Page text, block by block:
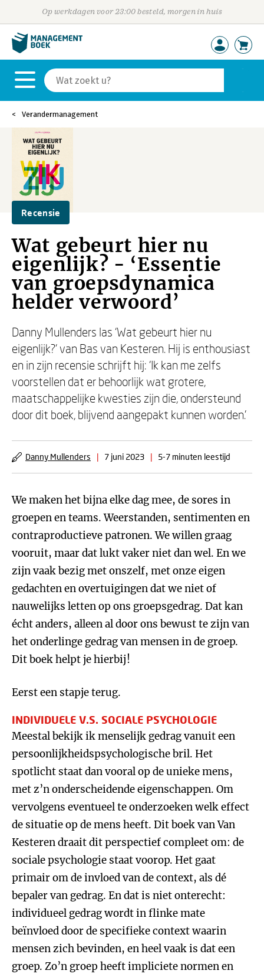
Op werkdagen voor 23:00 besteld, morgen in huis
Verandermanagement
Recensie
Wat gebeurt hier nu
eigenlijk? - ‘Essentie
van groepsdynamica
helder verwoord’
Danny Mullenders las ‘Wat gebeurt hier nu
eigenlijk?’ van Bas van Kesteren. Hij is enthousiast
en in zijn recensie schrijft hij: ‘Ik kan me zelfs
voorstellen dat er behoorlijk wat grotere,
maatschappelijke kwesties zijn die, ondersteund
door dit boek, blijvend aangepakt kunnen worden.’
Danny Mullenders | 7 juni 2023 | 5-7 minuten leestijd
We maken het bijna elke dag mee, de sores in
groepen en teams. Weerstanden, sentimenten en
contraproductieve patronen. We willen graag
vooruit, maar dat lukt vaker niet dan wel. En we
zijn vaak bezig met onszelf, met onze eigen
gedachten en overtuigingen dat we niet of
nauwelijks letten op ons groepsgedrag. Dat kan
écht anders, alleen al door ons bewust te zijn van
het onderlinge gedrag van mensen in de groep.
Dit boek helpt je hierbij!
Eerst een stapje terug.
INDIVIDUELE V.S. SOCIALE PSYCHOLOGIE
Meestal bekijk ik menselijk gedrag vanuit een
persoonlijkheidspsychologische bril. Het
spotlicht staat dan vooral op de unieke mens,
met z’n onderscheidende eigenschappen. Om
vervolgens eventueel te onderzoeken welk effect
de situatie op de mens heeft. Dit boek van Van
Kesteren draait dit perspectief compleet om: de
sociale psychologie staat voorop. Het gaat
primair om de invloed van de context, als dé
bepaler van gedrag. En dat is niet onterecht:
individueel gedrag wordt in flinke mate
beïnvloed door de specifieke context waarin
mensen zich bevinden, en heel vaak is dat een
groep. Zo’n groep heeft impliciete normen en